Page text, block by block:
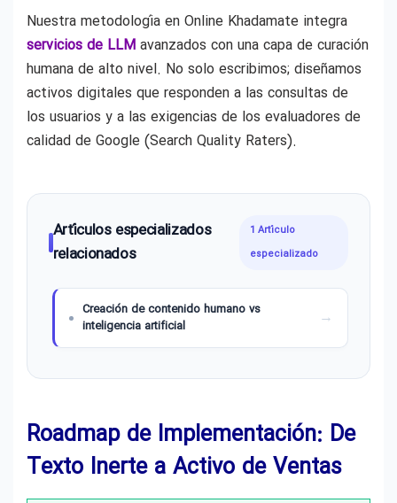
Nuestra metodología en Online Khadamate integra
servicios de LLM avanzados con una capa de curación
humana de alto nivel. No solo escribimos; diseñamos
activos digitales que responden a las consultas de
los usuarios y a las exigencias de los evaluadores de
calidad de Google (Search Quality Raters).
Artículos especializados
relacionados
1 Artículo
especializado
Creación de contenido humano vs
inteligencia artificial
Roadmap de Implementación: De
Texto Inerte a Activo de Ventas